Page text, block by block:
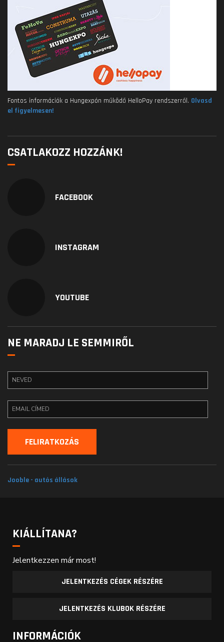
Fontos információk a Hungexpón működő HelloPay rendszerről. Olvasd
el figyelmesen!
CSATLAKOZZ HOZZÁNK!
FACEBOOK
INSTAGRAM
YOUTUBE
NE MARADJ LE SEMMIRŐL
Jooble - autós állások
KIÁLLÍTANA?
Jelentkezzen már most!
JELENTKEZÉS CÉGEK RÉSZÉRE
JELENTKEZÉS KLUBOK RÉSZÉRE
INFORMÁCIÓK